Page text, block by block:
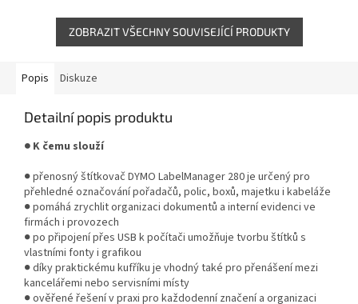
ZOBRAZIT VŠECHNY SOUVISEJÍCÍ PRODUKTY
Popis Diskuze
Detailní popis produktu
● K čemu slouží
● přenosný štítkovač DYMO LabelManager 280 je určený pro
přehledné označování pořadačů, polic, boxů, majetku i kabeláže
● pomáhá zrychlit organizaci dokumentů a interní evidenci ve
firmách i provozech
● po připojení přes USB k počítači umožňuje tvorbu štítků s
vlastními fonty i grafikou
● díky praktickému kufříku je vhodný také pro přenášení mezi
kancelářemi nebo servisními místy
● ověřené řešení v praxi pro každodenní značení a organizaci